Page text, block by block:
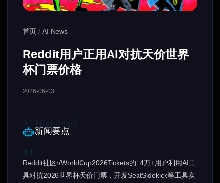
首页 / AI News
Reddit用户正用AI对抗天价世界
杯门票价格
2026-06-03
新闻要点
Reddit社区r/WorldCup2026Tickets的14万+用户利用AI工
具对抗2026世界杯天价门票，开发SeatSidekick等工具实